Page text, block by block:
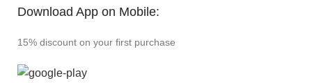
Download App on Mobile:
15% discount on your first purchase